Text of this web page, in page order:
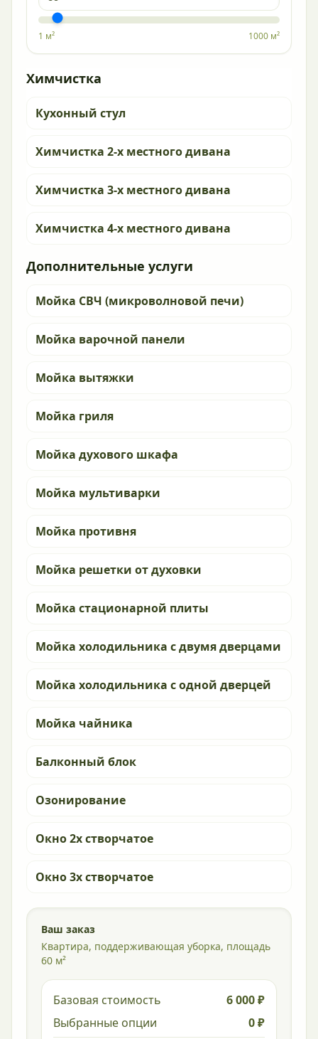
1 м² 1000 м²
Химчистка
Кухонный стул
Химчистка 2-х местного дивана
Химчистка 3-х местного дивана
Химчистка 4-х местного дивана
Дополнительные услуги
Мойка СВЧ (микроволновой печи)
Мойка варочной панели
Мойка вытяжки
Мойка гриля
Мойка духового шкафа
Мойка мультиварки
Мойка противня
Мойка решетки от духовки
Мойка стационарной плиты
Мойка холодильника с двумя дверцами
Мойка холодильника с одной дверцей
Мойка чайника
Балконный блок
Озонирование
Окно 2х створчатое
Окно 3х створчатое
Ваш заказ
Квартира, поддерживающая уборка, площадь
60 м²
Базовая стоимость
6 000 ₽
Выбранные опции
0 ₽